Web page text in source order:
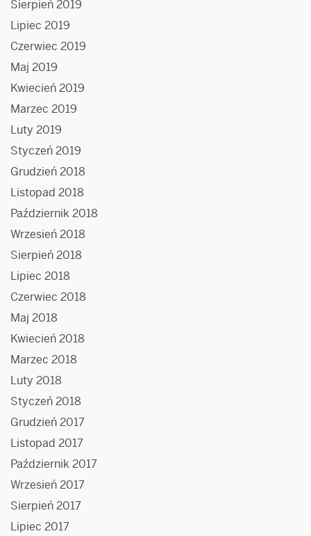
Sierpień 2019
Lipiec 2019
Czerwiec 2019
Maj 2019
Kwiecień 2019
Marzec 2019
Luty 2019
Styczeń 2019
Grudzień 2018
Listopad 2018
Październik 2018
Wrzesień 2018
Sierpień 2018
Lipiec 2018
Czerwiec 2018
Maj 2018
Kwiecień 2018
Marzec 2018
Luty 2018
Styczeń 2018
Grudzień 2017
Listopad 2017
Październik 2017
Wrzesień 2017
Sierpień 2017
Lipiec 2017